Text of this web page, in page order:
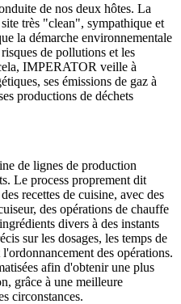
de nos deux hôtes. La
très "clean", sympathique et
la démarche environnementale
de pollutions et les
IMPERATOR veille à
ses émissions de gaz à
productions de déchets
de lignes de production
Le process proprement dit
recettes de cuisine, avec des
des opérations de chauffe
divers à des instants
sur les dosages, les temps de
des opérations.
afin d'obtenir une plus
grâce à une meilleure
circonstances.